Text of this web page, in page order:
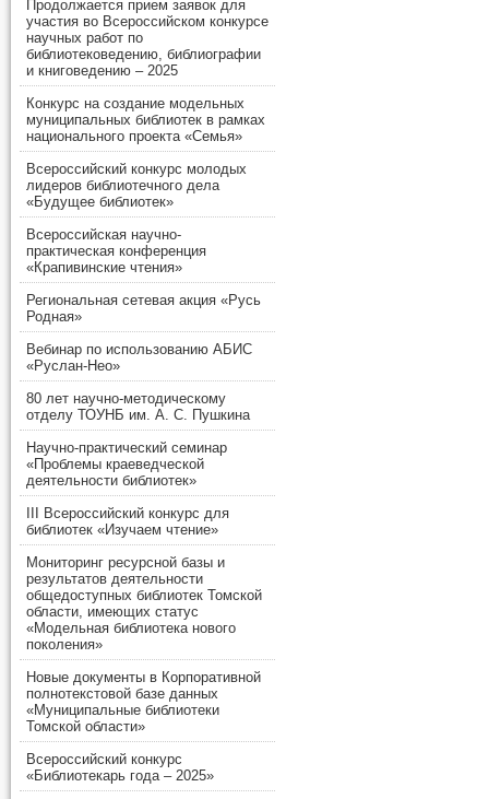
Продолжается прием заявок для
участия во Всероссийском конкурсе
научных работ по
библиотековедению, библиографии
и книговедению – 2025
Конкурс на создание модельных
муниципальных библиотек в рамках
национального проекта «Семья»
Всероссийский конкурс молодых
лидеров библиотечного дела
«Будущее библиотек»
Всероссийская научно-
практическая конференция
«Крапивинские чтения»
Региональная сетевая акция «Русь
Родная»
Вебинар по использованию АБИС
«Руслан-Нео»
80 лет научно-методическому
отделу ТОУНБ им. А. С. Пушкина
Научно-практический семинар
«Проблемы краеведческой
деятельности библиотек»
III Всероссийский конкурс для
библиотек «Изучаем чтение»
Мониторинг ресурсной базы и
результатов деятельности
общедоступных библиотек Томской
области, имеющих статус
«Модельная библиотека нового
поколения»
Новые документы в Корпоративной
полнотекстовой базе данных
«Муниципальные библиотеки
Томской области»
Всероссийский конкурс
«Библиотекарь года – 2025»